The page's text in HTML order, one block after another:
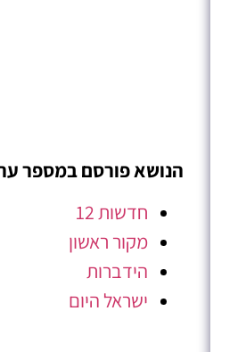
הנושא פורסם במספר
חדשות 12
מקור ראשון
הידברות
ישראל היום